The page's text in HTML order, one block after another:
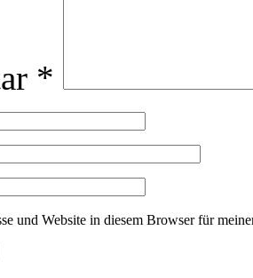
*
und Website in diesem Browser für